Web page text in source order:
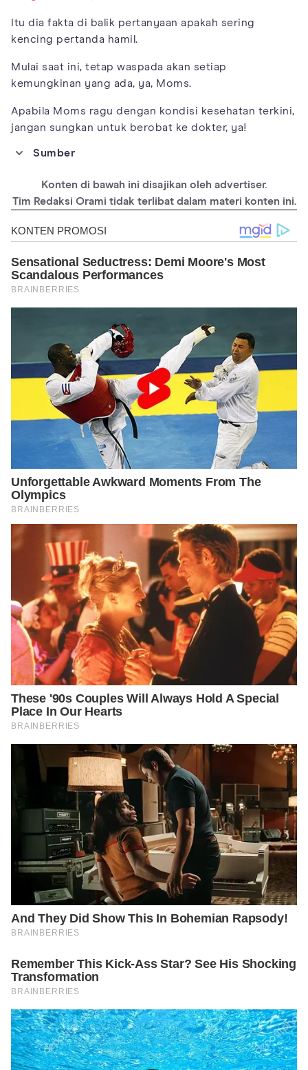
Itu dia fakta di balik pertanyaan apakah sering
kencing pertanda hamil.
Mulai saat ini, tetap waspada akan setiap
kemungkinan yang ada, ya, Moms.
Apabila Moms ragu dengan kondisi kesehatan terkini,
jangan sungkan untuk berobat ke dokter, ya!
Sumber
pregnant/how-to-deal-with-frequent-urination-during-
https://www.ncbi.nlm.nih.gov/pubmed/23436035
https://www.todaysparent.com/pregnancy/being-
pregnant/caffeine-during-pregnancy-is-it-safe/
Konten di bawah ini disajikan oleh advertiser.
Tim Redaksi Orami tidak terlibat dalam materi konten ini.